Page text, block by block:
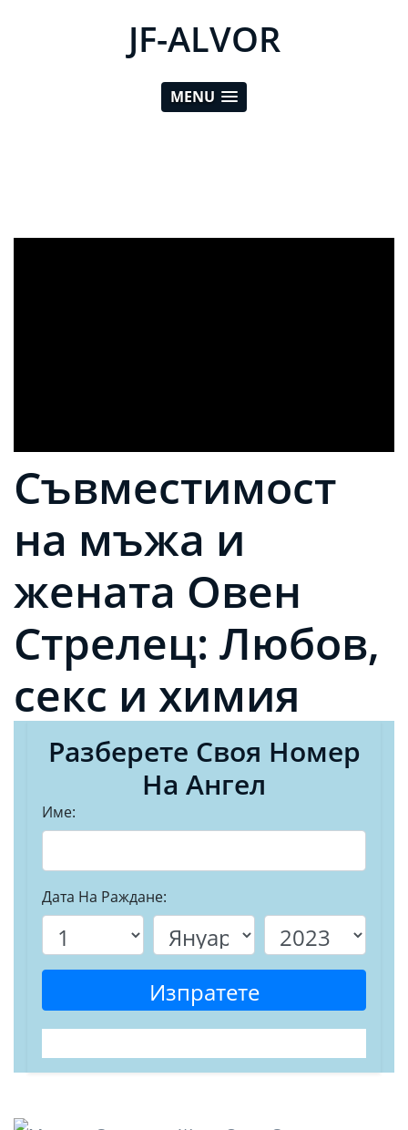
JF-ALVOR
MENU
Съвместимост
на мъжа и
жената Овен
Стрелец: Любов,
секс и химия
Разберете Своя Номер
На Ангел
Име:
Дата На Раждане:
Изпратете